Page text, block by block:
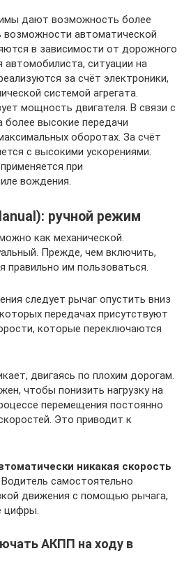
дают возможность более
возможности автоматической
в зависимости от дорожного
автомобилиста, ситуации на
за счёт электроники,
системой агрегата.
мощность двигателя. В связи с
более высокие передачи
оборотах. За счёт
с высокими ускорениями.
при
вождения.
ручной режим
как механической.
Прежде, чем включить,
правильно им пользоваться.
следует рычаг опустить вниз
передачах присутствуют
которые переключаются
двигаясь по плохим дорогам.
чтобы понизить нагрузку на
перемещения постоянно
Это приводит к
никакая скорость
Водитель самостоятельно
движения с помощью рычага,
цифры.
АКПП на ходу в